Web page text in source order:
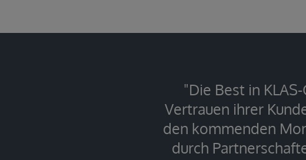
"Die Best in
Vertrauen ihrer
den kommenden
durch